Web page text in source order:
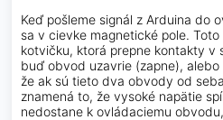
Keď pošleme signál z Arduina do
sa v cievke magnetické pole.
kotvičku, ktorá prepne kontakty v
buď obvod uzavrie (zapne),
že ak sú tieto dva obvody od seba
znamená to, že vysoké napätie
nedostane k ovládaciemu